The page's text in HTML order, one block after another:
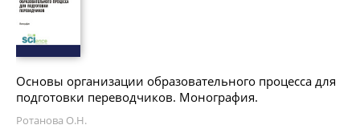
Основы организации образовательного процесса для
подготовки переводчиков. Монография.
Ротанова О.Н.